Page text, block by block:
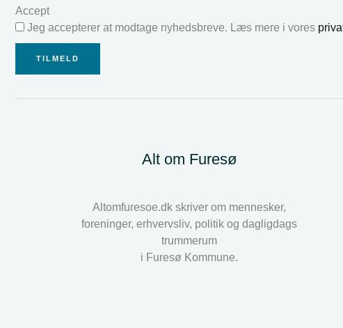
Accept
Jeg accepterer at modtage nyhedsbreve. Læs mere i vores
TILMELD
Alt om Furesø
Altomfuresoe.dk skriver om mennesker,
foreninger, erhvervsliv, politik og dagligdags
trummerum
i Furesø Kommune.